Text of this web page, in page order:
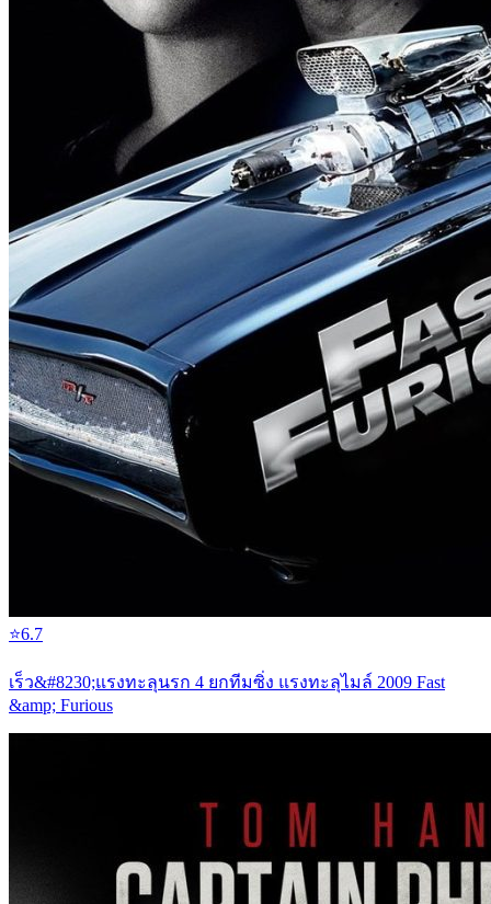
⭐6.7
เร็ว&#8230;แรงทะลุนรก 4 ยกทีมซิ่ง แรงทะลุไมล์ 2009 Fast
&amp; Furious